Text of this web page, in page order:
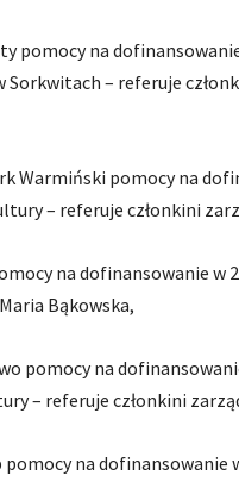
pomocy na
– referuje
Warmiński pomocy na
– referuje członkini
na dofinansowanie w
Bąkowska,
pomocy na
– referuje członkini
na dofinansowanie